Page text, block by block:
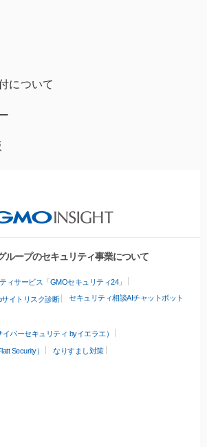
について
ループのセキュリティ事業について
ィサービス「GMOセキュリティ24」
サイトリスク診断 セキュリティ相談AIチャットボット
バーセキュリティ byイエラエ）
Security）
なりすまし対策